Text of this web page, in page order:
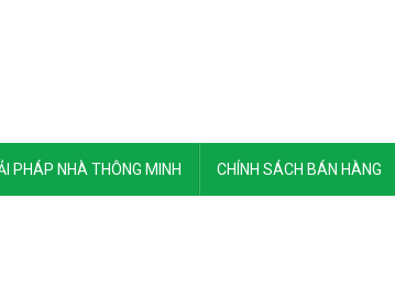
PHÁP NHÀ THÔNG MINH CHÍNH SÁCH BÁN HÀNG